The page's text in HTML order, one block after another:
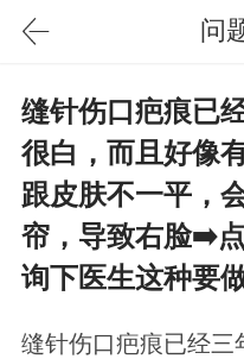
问
缝针伤口疤痕已
很白，而且好像
跟皮肤不一平，
帘，导致右脸➡️
询下医生这种要
缝针伤口疤痕已经三